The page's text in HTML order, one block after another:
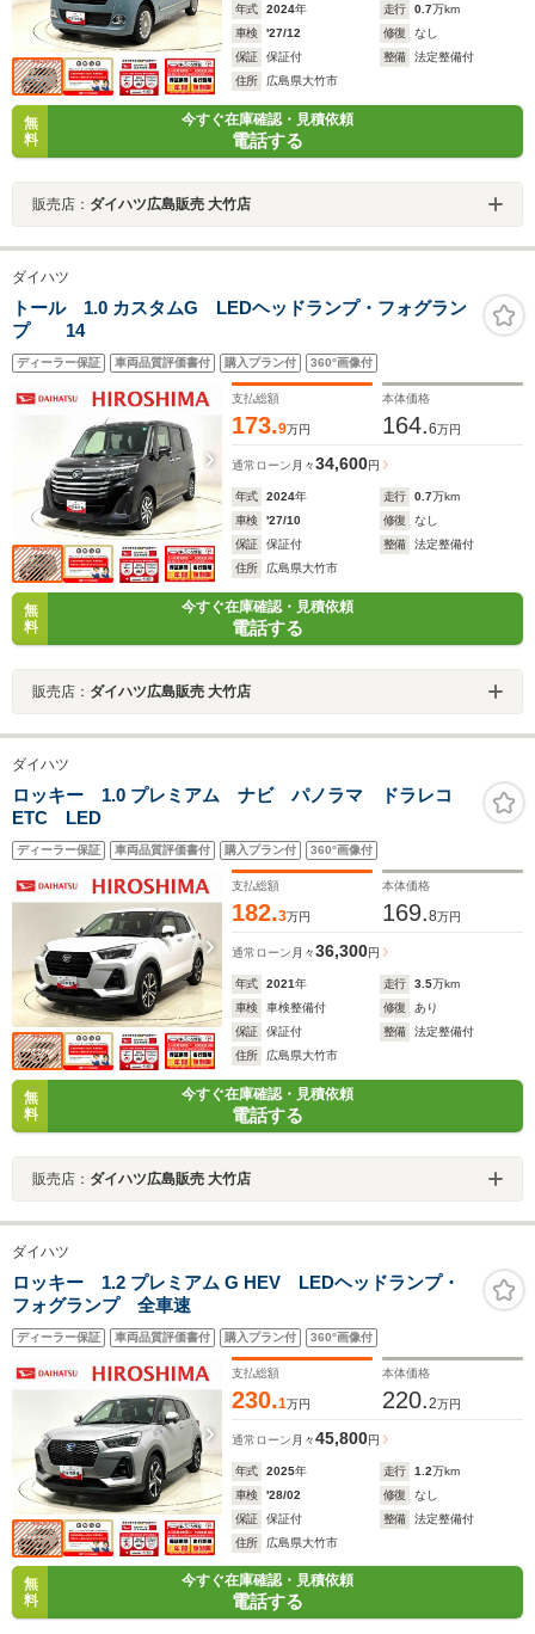
年式 2024年 走行 0.7万km
車検
'27/12 修復
なし
保証
保証付 整備
法定整備付
住所
広島県大竹市
無
料
今すぐ在庫確認・見積依頼
電話する
販売店： ダイハツ広島販売 大竹店
ダイハツ
トール 1.0 カスタムG LEDヘッドランプ・フォグラン
プ 14
ディーラー保証 車両品質評価書付 購入プラン付 360°画像付
支払総額
173.9万円
本体価格
164.6万円
通常ローン 月々34,600円
年式 2024年 走行 0.7万km
車検
'27/10 修復
なし
保証
保証付 整備
法定整備付
住所
広島県大竹市
無
料
今すぐ在庫確認・見積依頼
電話する
販売店： ダイハツ広島販売 大竹店
ダイハツ
ロッキー 1.0 プレミアム ナビ パノラマ ドラレコ
ETC LED
ディーラー保証 車両品質評価書付 購入プラン付 360°画像付
支払総額
182.3万円
本体価格
169.8万円
通常ローン 月々36,300円
年式 2021年 走行 3.5万km
車検
車検整備付 修復
あり
保証
保証付 整備
法定整備付
住所
広島県大竹市
無
料
今すぐ在庫確認・見積依頼
電話する
販売店： ダイハツ広島販売 大竹店
ダイハツ
ロッキー 1.2 プレミアム G HEV LEDヘッドランプ・
フォグランプ 全車速
ディーラー保証 車両品質評価書付 購入プラン付 360°画像付
支払総額
230.1万円
本体価格
220.2万円
通常ローン 月々45,800円
年式 2025年 走行 1.2万km
車検
'28/02 修復
なし
保証
保証付 整備
法定整備付
住所
広島県大竹市
無
料
今すぐ在庫確認・見積依頼
電話する